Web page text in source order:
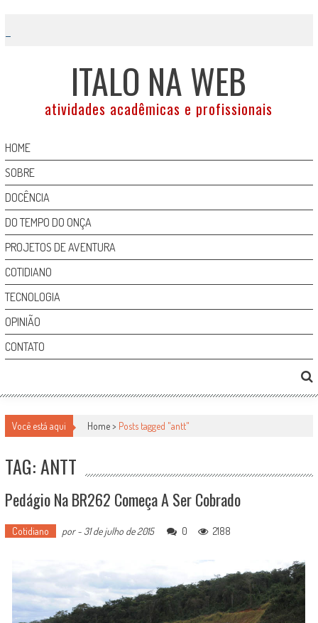
content
ITALO NA WEB
atividades acadêmicas e profissionais
HOME
SOBRE
DOCÊNCIA
DO TEMPO DO ONÇA
PROJETOS DE AVENTURA
COTIDIANO
TECNOLOGIA
OPINIÃO
CONTATO
Você está aqui Home > Posts tagged "antt"
TAG: ANTT
Pedágio Na BR262 Começa A Ser Cobrado
Cotidiano por- 31 de julho de 2015 0 2188